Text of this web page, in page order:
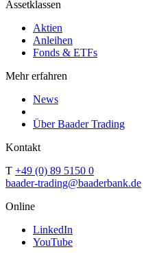
Assetklassen
Aktien
Anleihen
Fonds & ETFs
Mehr erfahren
News
Über Baader Trading
Kontakt
T +49 (0) 89 5150 0
baader-trading@baaderbank.de
Online
LinkedIn
YouTube